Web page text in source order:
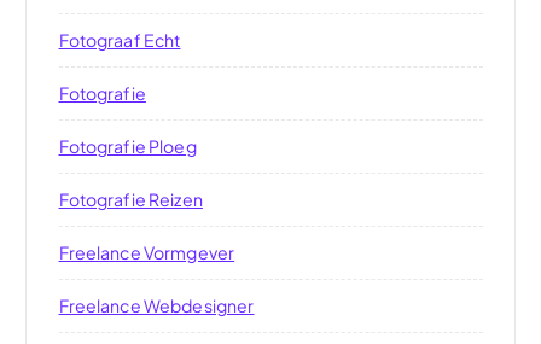
Fotograaf Echt
Fotografie
Fotografie Ploeg
Fotografie Reizen
Freelance Vormgever
Freelance Webdesigner